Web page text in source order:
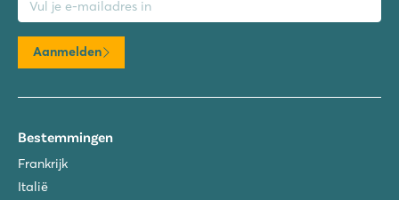
Aanmelden
Bestemmingen
Frankrijk
Italië